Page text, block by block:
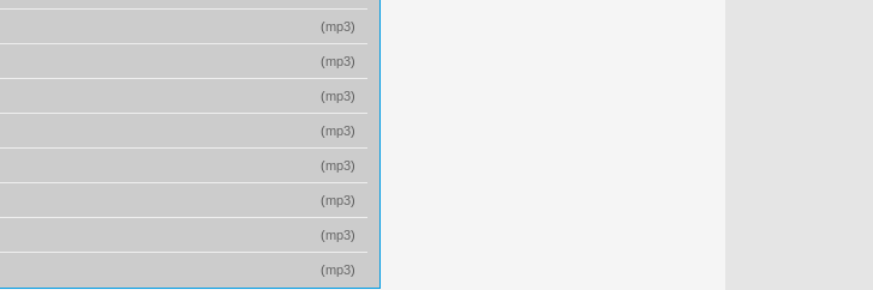
(mp3)
(mp3)
(mp3)
(mp3)
(mp3)
(mp3)
(mp3)
(mp3)